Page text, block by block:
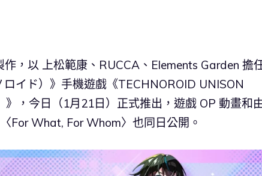
作，以 上松範康、RUCCA、Elements Garden 擔
ロイド）》手機遊戲《TECHNOROID UNISON
，今日（1月21日）正式推出，遊戲 OP 動畫和
For What, For Whom〉也同日公開。